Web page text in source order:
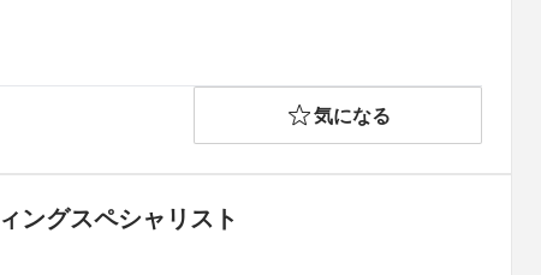
気になる
ングスペシャリスト